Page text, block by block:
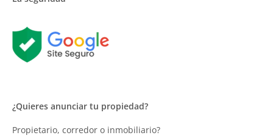
¿Quieres anunciar tu propiedad?
Propietario, corredor o inmobiliario?